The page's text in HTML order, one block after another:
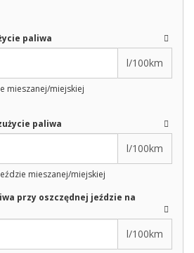
paliwa
l/100km
mieszanej/miejskiej
paliwa
l/100km
mieszanej/miejskiej
przy oszczędnej jeździe na
l/100km